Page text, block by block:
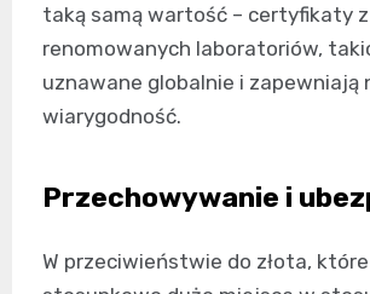
taką samą wartość – certyfikaty
renomowanych laboratoriów,
uznawane globalnie i zapewniają
wiarygodność.
Przechowywanie i
W przeciwieństwie do złota,